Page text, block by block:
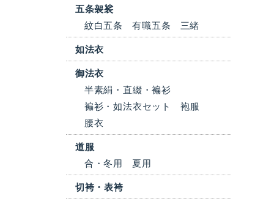
五条袈裟
紋白五条
有職五条 三緒
如法衣
御法衣
半素絹・直綴・褊衫
褊衫・如法衣セット
袍服
腰衣
道服
合・冬用
夏用
切袴・表袴